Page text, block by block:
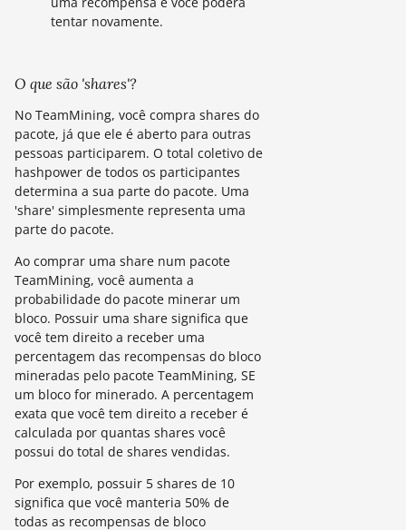
tentar novamente.
O que são 'shares'?
No TeamMining, você compra shares do
pacote, já que ele é aberto para outras
pessoas participarem. O total coletivo de
hashpower de todos os participantes
determina a sua parte do pacote. Uma
'share' simplesmente representa uma
parte do pacote.
Ao comprar uma share num pacote
TeamMining, você aumenta a
probabilidade do pacote minerar um
bloco. Possuir uma share significa que
você tem direito a receber uma
percentagem das recompensas do bloco
mineradas pelo pacote TeamMining, SE
um bloco for minerado. A percentagem
exata que você tem direito a receber é
calculada por quantas shares você
possui do total de shares vendidas.
Por exemplo, possuir 5 shares de 10
significa que você manteria 50% de
todas as recompensas de bloco